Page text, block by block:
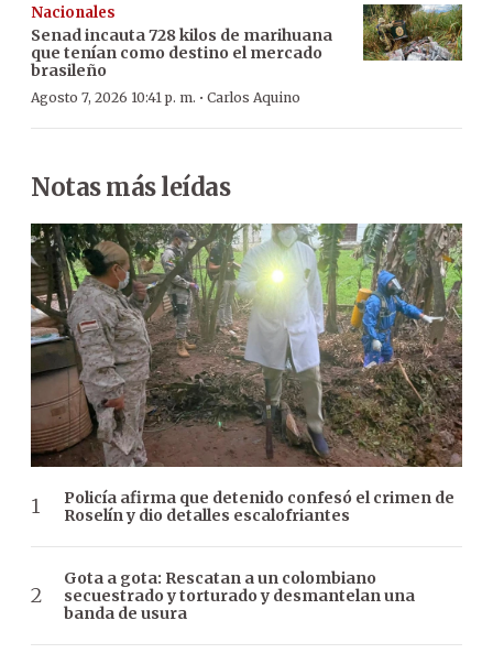
Nacionales
Senad incauta 728 kilos de marihuana
que tenían como destino el mercado
brasileño
Agosto 7, 2026 10:41 p. m. · Carlos Aquino
Notas más leídas
Policía afirma que detenido confesó el crimen de
Roselín y dio detalles escalofriantes
Gota a gota: Rescatan a un colombiano
secuestrado y torturado y desmantelan una
banda de usura